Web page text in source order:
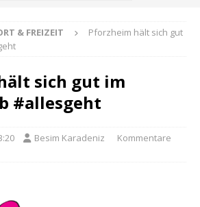
& FREIZEIT
Pforzheim hält sich gut
sich gut im
#allesgeht
Besim Karadeniz
Kommentare